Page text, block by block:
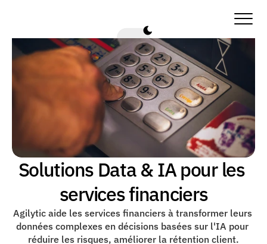
Solutions Data & IA pour les
services financiers
Agilytic aide les services financiers à transformer leurs
données complexes en décisions basées sur l'IA pour
réduire les risques, améliorer la rétention client.